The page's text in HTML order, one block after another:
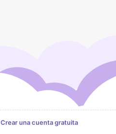
Crear una cuenta gratuita